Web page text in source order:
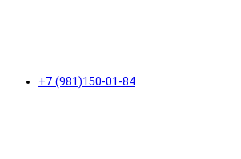
+7 (981)150-01-84